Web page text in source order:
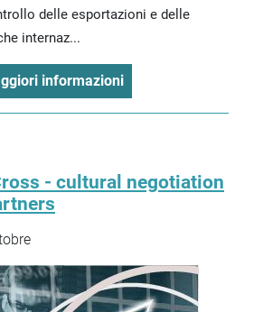
delle esportazioni e delle
internaz...
informazioni
- cultural negotiation